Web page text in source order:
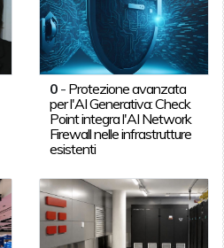
0 - Protezione avanzata
per l'AI Generativa: Check
Point integra l'AI Network
Firewall nelle infrastrutture
esistenti